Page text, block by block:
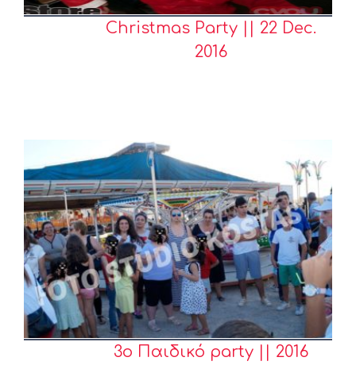
Christmas Party || 22 Dec.
2016
3o Παιδικό party || 2016